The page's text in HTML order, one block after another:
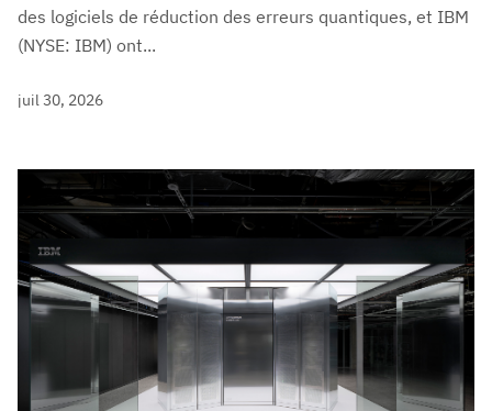
des logiciels de réduction des erreurs quantiques, et IBM
(NYSE: IBM) ont...
juil 30, 2026